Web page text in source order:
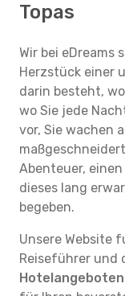
Topas
Wir bei eDreams
Herzstück einer
darin besteht,
wo Sie jede
vor, Sie wachen
Abenteuer,
dieses lang
begeben.
Unsere Website
Reiseführer